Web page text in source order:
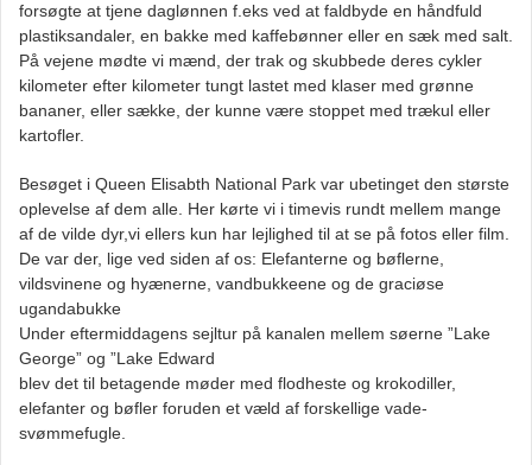
forsøgte at tjene daglønnen f.eks ved at faldbyde en håndfuld
plastiksandaler, en bakke med kaffebønner eller en sæk med salt.
På vejene mødte vi mænd, der trak og skubbede deres cykler
kilometer efter kilometer tungt lastet med klaser med grønne
bananer, eller sække, der kunne være stoppet med trækul eller
kartofler.
Besøget i Queen Elisabth National Park var ubetinget den største
oplevelse af dem alle. Her kørte vi i timevis rundt mellem mange
af de vilde dyr,vi ellers kun har lejlighed til at se på fotos eller film.
De var der, lige ved siden af os: Elefanterne og bøflerne,
vildsvinene og hyænerne, vandbukkeene og de graciøse
ugandabukke
Under eftermiddagens sejltur på kanalen mellem søerne ”Lake
George” og ”Lake Edward
blev det til betagende møder med flodheste og krokodiller,
elefanter og bøfler foruden et væld af forskellige vade-
svømmefugle.